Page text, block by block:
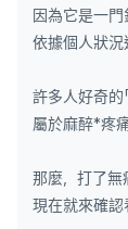
因為它是一門
依據個人狀況
許多人好奇的
屬於麻醉*疼
那麼，打了無
現在就來確認